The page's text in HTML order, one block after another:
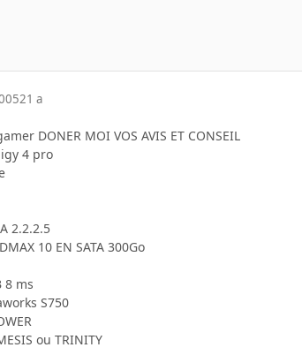
21 a
DONER MOI VOS AVIS ET CONSEIL
4 pro
2.2.2.5
10 EN SATA 300Go
8 ms
S750
ou TRINITY